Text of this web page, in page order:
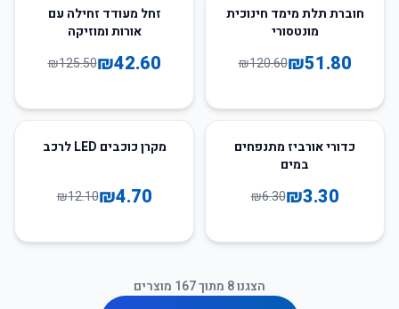
57%חוברת תלת מימד חינוכית
מונטסורי
₪51.80
₪120.60
66זחל מעודד זחילה עם
אורות ומוזיקה
₪42.60
₪125.50
48
כדורי אורביז מתנפחים
במים
₪3.30
₪6.30
61
מקרן כוכבים LED לרכב
₪4.70
₪12.10
הצגנו8 מתוך167 מוצרים